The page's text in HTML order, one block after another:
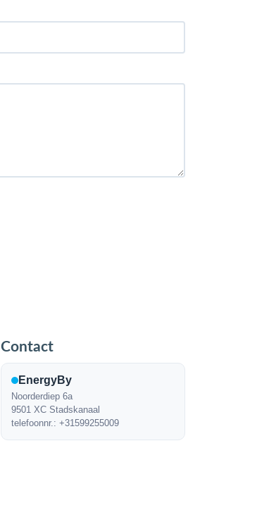
Contact
EnergyBy
Noorderdiep 6a
9501 XC Stadskanaal
telefoonnr.: +31599255009